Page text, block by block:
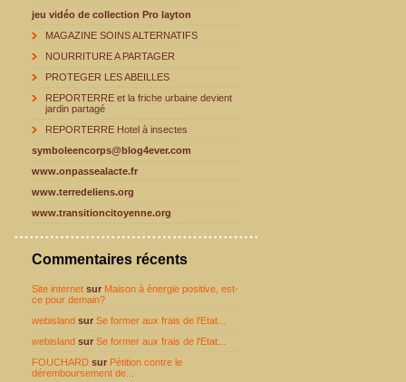
jeu vidéo de collection Pro layton
MAGAZINE SOINS ALTERNATIFS
NOURRITURE A PARTAGER
PROTEGER LES ABEILLES
REPORTERRE et la friche urbaine devient
jardin partagé
REPORTERRE Hotel à insectes
symboleencorps@blog4ever.com
www.onpassealacte.fr
www.terredeliens.org
www.transitioncitoyenne.org
Commentaires récents
Site internet sur Maison à énergie positive, est-
ce pour demain?
webisland sur Se former aux frais de l'Etat...
webisland sur Se former aux frais de l'Etat...
FOUCHARD sur Pétition contre le
déremboursement de...